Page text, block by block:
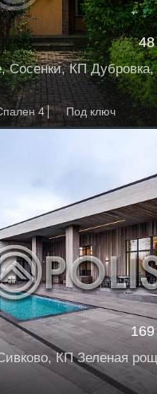
Сосенки, КП Дубровка,
4 Под ключ
КП Зеленая